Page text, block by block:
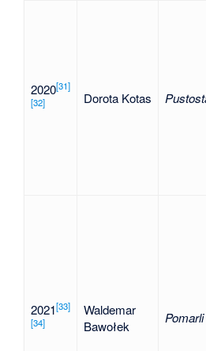
2020[31]
[32] Dorota Kotas
2021[33]
[34]
Waldemar
Bawołek
Pomarli